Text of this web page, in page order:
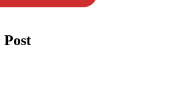
Post